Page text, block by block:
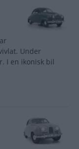
Under
I en ikonisk bil